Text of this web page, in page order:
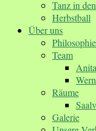
Tanz in
Herbstball
Über uns
Philosophie
Team
Räume
Galerie